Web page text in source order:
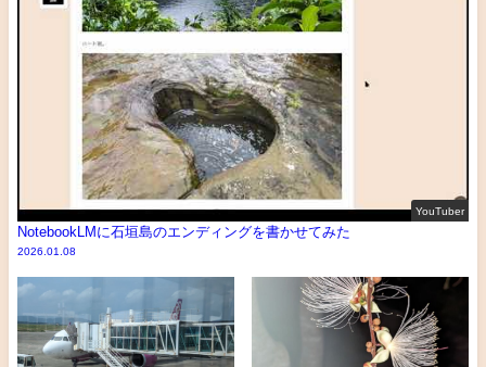
YouTuber
NotebookLMに石垣島のエンディングを書かせてみた
2026.01.08